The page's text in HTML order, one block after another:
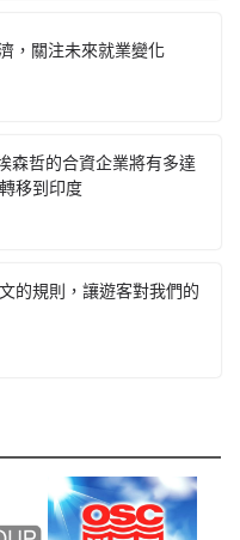
，關注未來就業變化
森哲的合資企業將有多達
移到印度
的規則，讓遊客對我們的